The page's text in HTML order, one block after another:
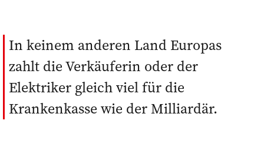
In keinem anderen Land ­Europas
zahlt die Verkäuferin oder der
Elektriker gleich viel für die
Krankenkasse wie der Milliardär.